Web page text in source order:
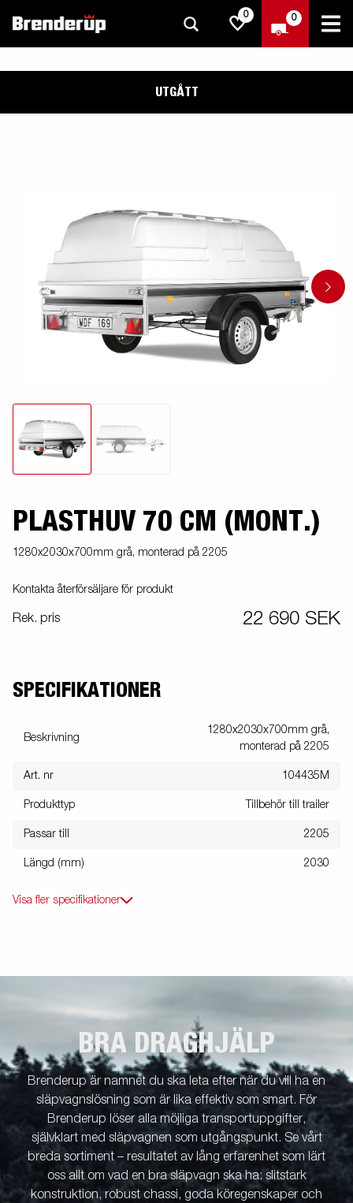
0 0
UTGÅTT
PLASTHUV 70 CM (MONT.)
1280x2030x700mm grå, monterad på 2205
Kontakta återförsäljare för produkt
Rek. pris 22 690 SEK
SPECIFIKATIONER
Beskrivning
1280x2030x700mm grå,
monterad på 2205
Art. nr 104435M
Produkttyp Tillbehör till trailer
Passar till 2205
Längd (mm) 2030
Visa fler specifikationer
BRA DRAGHJÄLP
Brenderup är namnet du ska leta efter när du vill ha en
släpvagnslösning som är lika effektiv som smart. För
Brenderup löser alla möjliga transportuppgifter,
självklart med släpvagnen som utgångspunkt. Se vårt
breda sortiment – resultatet av lång erfarenhet som lärt
oss allt om vad en bra släpvagn ska ha: slitstark
konstruktion, robust chassi, goda köregenskaper och